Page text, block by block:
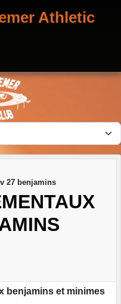
Athletic
27 benjamins
benjamins et minimes